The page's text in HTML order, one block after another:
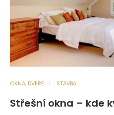
OKNA, DVEŘE STAVBA
Střešní okna – kde